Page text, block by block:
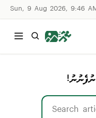
Sun, 9 Aug 2026, 9:46